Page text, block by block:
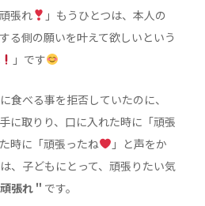
張れ
」もうひとつは、本人の
る側の願いを叶えて欲しいという
」です
食べる事を拒否していたのに、
に取りり、口に入れた時に「頑張
時に「頑張ったね
」と声をか
、子どもにとって、頑張りたい気
頑張れ＂ です。